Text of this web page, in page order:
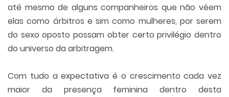
até mesmo de alguns companheiros que não vêem
elas como árbitros e sim como mulheres, por serem
do sexo oposto possam obter certo privilégio dentro
do universo da arbitragem.
Com tudo a expectativa é o crescimento cada vez
maior da presença feminina dentro desta